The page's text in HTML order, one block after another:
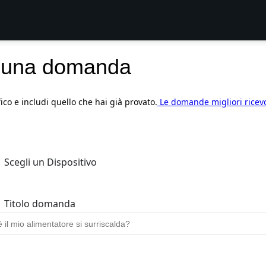
domanda
e includi quello che hai già provato. Le domande migliori
Scegli un Dispositivo
Titolo domanda